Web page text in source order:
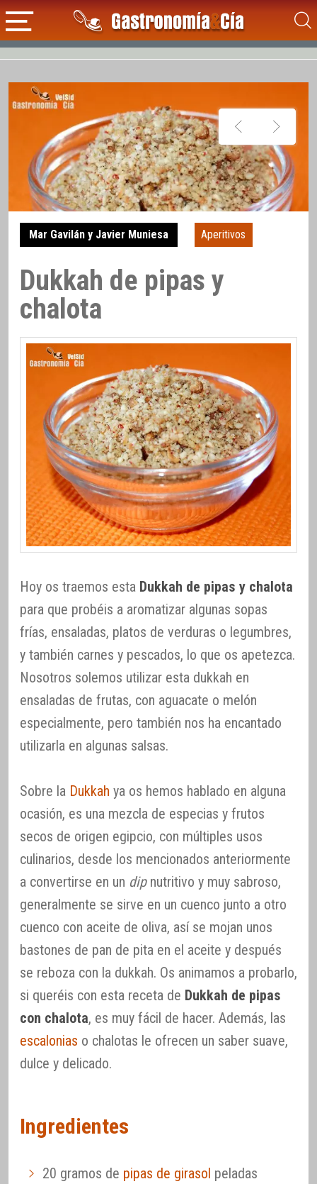
Mar Gavilán y Javier Muniesa Aperitivos
Dukkah de pipas y
chalota
Hoy os traemos esta Dukkah de pipas y chalota
para que probéis a aromatizar algunas sopas
frías, ensaladas, platos de verduras o legumbres,
y también carnes y pescados, lo que os apetezca.
Nosotros solemos utilizar esta dukkah en
ensaladas de frutas, con aguacate o melón
especialmente, pero también nos ha encantado
utilizarla en algunas salsas.
Sobre la Dukkah ya os hemos hablado en alguna
ocasión, es una mezcla de especias y frutos
secos de origen egipcio, con múltiples usos
culinarios, desde los mencionados anteriormente
a convertirse en un dipnutritivo y muy sabroso,
generalmente se sirve en un cuenco junto a otro
cuenco con aceite de oliva, así se mojan unos
bastones de pan de pita en el aceite y después
se reboza con la dukkah. Os animamos a probarlo,
si queréis con esta receta de Dukkah de pipas
con chalota, es muy fácil de hacer. Además, las
escalonias o chalotas le ofrecen un saber suave,
dulce y delicado.
Ingredientes
20 gramos de pipas de girasol peladas